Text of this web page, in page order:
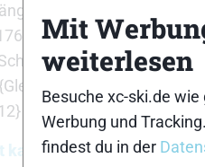
(cm):
VK (Euro):
und deswegen
kaufen
Mit
weiterlesen
Besuche xc-ski.de
Werbung und
findest du in der